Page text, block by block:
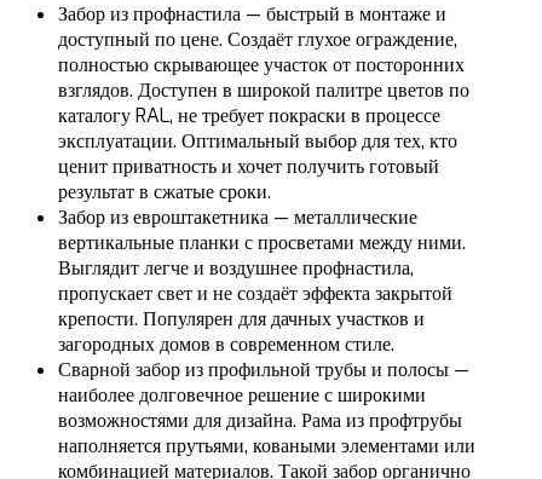
Забор из профнастила — быстрый в монтаже и
доступный по цене. Создаёт глухое ограждение,
полностью скрывающее участок от посторонних
взглядов. Доступен в широкой палитре цветов по
каталогу RAL, не требует покраски в процессе
эксплуатации. Оптимальный выбор для тех, кто
ценит приватность и хочет получить готовый
результат в сжатые сроки.
Забор из евроштакетника — металлические
вертикальные планки с просветами между ними.
Выглядит легче и воздушнее профнастила,
пропускает свет и не создаёт эффекта закрытой
крепости. Популярен для дачных участков и
загородных домов в современном стиле.
Сварной забор из профильной трубы и полосы —
наиболее долговечное решение с широкими
возможностями для дизайна. Рама из профтрубы
наполняется прутьями, коваными элементами или
комбинацией материалов. Такой забор органично